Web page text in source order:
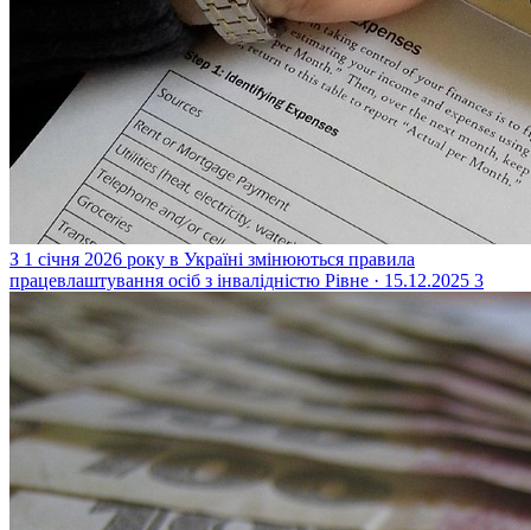
З 1 січня 2026 року в Україні змінюються правила
працевлаштування осіб з інвалідністю Рівне · 15.12.2025 3